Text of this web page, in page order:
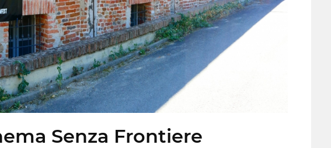
Senza Frontiere